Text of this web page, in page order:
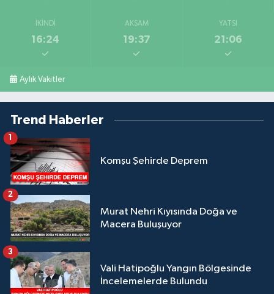
İKINDI
16:24
AKŞAM
19:37
YATSI
21:06
Aylık Vakitler
Trend Haberler
Komşu Şehirde Deprem
1
Murat Nehri Kıyısında Doğa ve
Macera Buluşuyor
2
Vali Hatipoğlu Yangın Bölgesinde
İncelemelerde Bulundu
3